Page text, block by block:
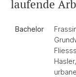
laufende
Bachelor